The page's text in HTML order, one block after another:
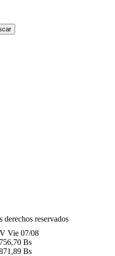
reservados
Vie 07/08
756,70 Bs
Bs